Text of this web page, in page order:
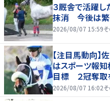
３厩舎で活躍
抹消 今後は繁
2026/08/07 15:59
【注目馬動向】
はスポーツ報
目標 ２冠奪取
2026/08/07 16:02